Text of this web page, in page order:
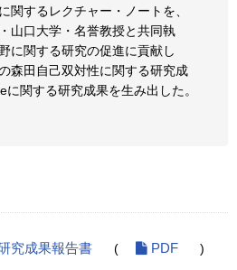
関するレクチャー・ノートを、
山口大学・名誉教授と共同執
に関する研究の促進に貢献し
森田自己双対性に関する研究成
関する研究成果を生み出した。
究成果報告書 ( PDF )